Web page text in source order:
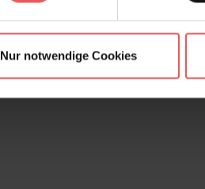
Nur notwendige Cookies